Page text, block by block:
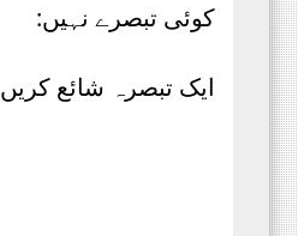
کوئی تبصرے نہیں:
ایک تبصرہ شائع کریں